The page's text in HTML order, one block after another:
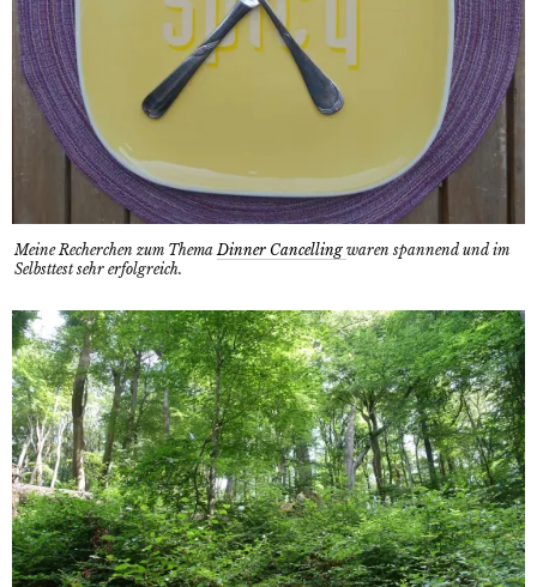
Meine Recherchen zum Thema Dinner Cancelling waren spannend und im
Selbsttest sehr erfolgreich.